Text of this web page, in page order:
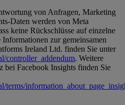
von Anfragen, Marketing
Daten werden von Meta
keine Rückschlüsse auf einzelne
zur gemeinsamen
Ireland Ltd. finden Sie unter
controller_addendum. Weitere
bei Facebook Insights finden Sie
terms/